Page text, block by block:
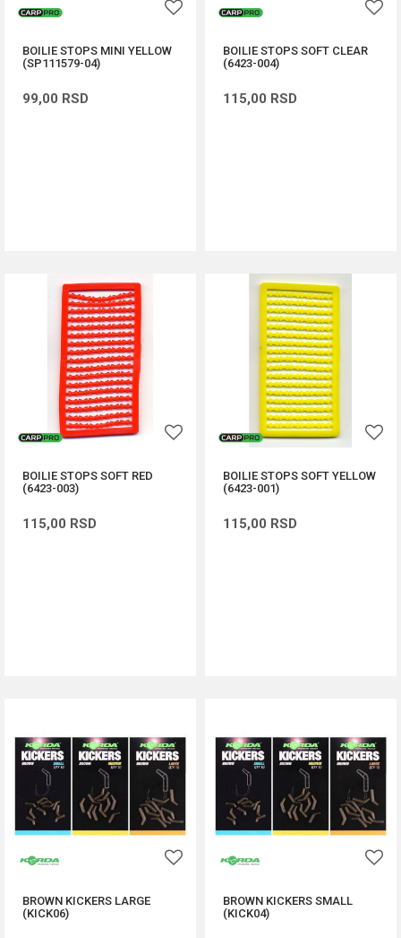
BOILIE STOPS MINI YELLOW
(SP111579-04)
99,00 RSD
BOILIE STOPS SOFT CLEAR
(6423-004)
115,00 RSD
BOILIE STOPS SOFT RED
(6423-003)
115,00 RSD
BOILIE STOPS SOFT YELLOW
(6423-001)
115,00 RSD
BROWN KICKERS LARGE
(KICK06)
BROWN KICKERS SMALL
(KICK04)